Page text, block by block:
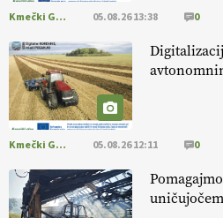
EKOloško = logično:
MORGAN
EKOloško = logično:
FREŠER
KMETIJSKA LIGA
KMETIJSKE EKIPE
Kmečki Glas 05.08.26 13:38 0
Kmečki Glas 05.08.26 12:11 0